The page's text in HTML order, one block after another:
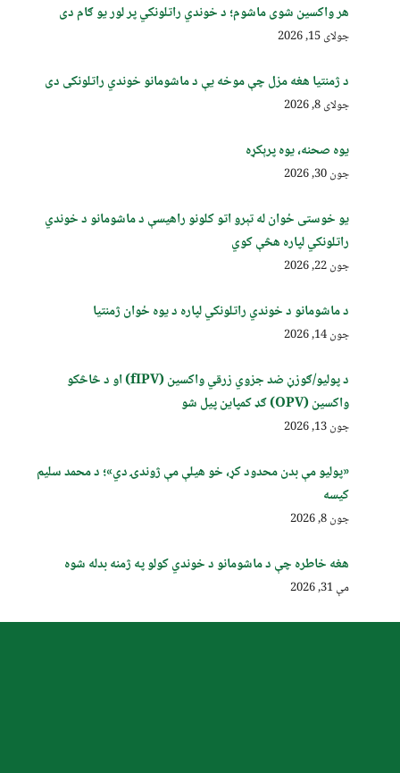
هر واکسین شوی ماشوم؛ د خوندي راتلونکي پر لور یو ګام دی
جولای 15, 2026
د ژمنتیا هغه مزل چې موخه یې د ماشومانو خوندي راتلونکی دی
جولای 8, 2026
یوه صحنه، یوه پرېکړه
جون 30, 2026
یو خوستی ځوان له تېرو اتو کلونو راهیسې د ماشومانو د خوندي
راتلونکي لپاره هڅې کوي
جون 22, 2026
د ماشومانو د خوندي راتلونکي لپاره د یوه ځوان ژمنتیا
جون 14, 2026
د پولیو/ګوزڼ ضد جزوي زرقي واکسین (fIPV) او د څاڅکو
واکسین (OPV) ګډ کمپاین پيل شو
جون 13, 2026
«پولیو مې بدن محدود کړ، خو هیلې مې ژوندۍ دي»؛ د محمد سلیم
کیسه
جون 8, 2026
هغه خاطره چې د ماشومانو د خوندي کولو په ژمنه بدله شوه
مې 31, 2026